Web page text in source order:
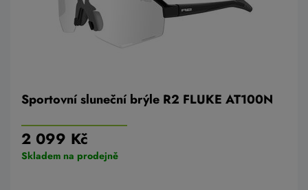
Sportovní sluneční brýle R2 FLUKE AT100N
2 099 Kč
Skladem na prodejně